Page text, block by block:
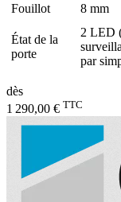
Fouillot 8 mm
État de la
porte
2 LED
par
dès
1 290,00 € TTC